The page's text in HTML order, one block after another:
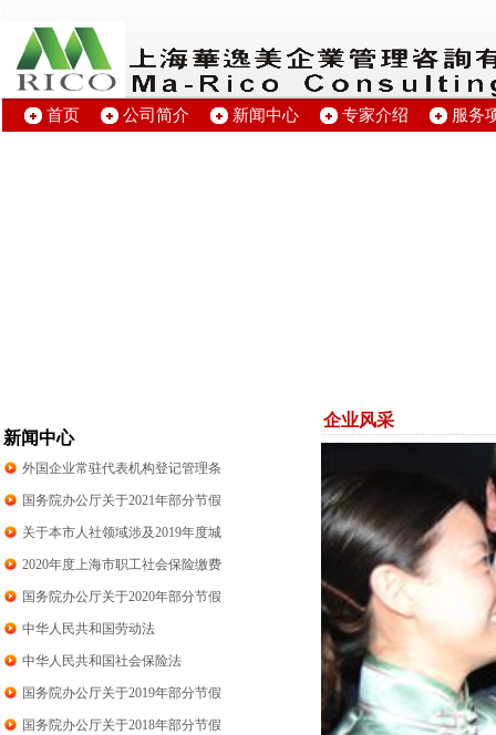
新闻中心
首页 公司简介 新闻中心 专家介绍 服务
企业风采
外国企业常驻代表机构登记管理条
例
国务院办公厅关于2021年部分节假
日安排的通知
关于本市人社领域涉及2019年度城
镇单位就业人员平均工资相关事项
的说明
2020年度上海市职工社会保险缴费
标准
国务院办公厅关于2020年部分节假
日安排通知
中华人民共和国劳动法
中华人民共和国社会保险法
国务院办公厅关于2019年部分节假
日安排通知
国务院办公厅关于2018年部分节假